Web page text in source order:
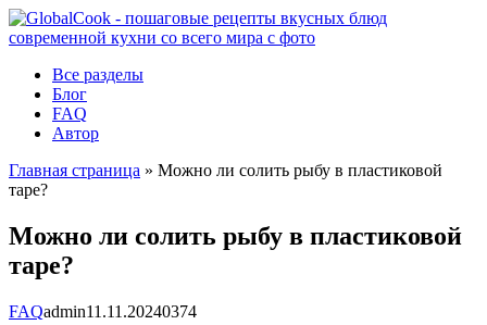
Перейти
к
Все разделы
Блог
FAQ
Автор
Главная страница » Можно ли солить рыбу в пластиковой
таре?
Можно ли солить рыбу в пластиковой
таре?
FAQadmin11.11.20240374